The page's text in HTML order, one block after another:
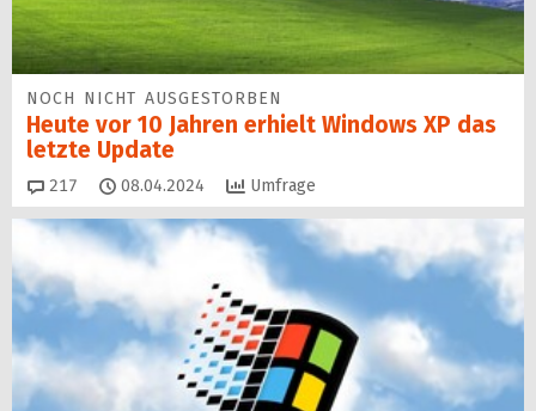
NOCH NICHT AUSGESTORBEN
Heute vor 10 Jahren erhielt Windows XP das
letzte Update
217 Kommentare
08.04.2024 Umfrage